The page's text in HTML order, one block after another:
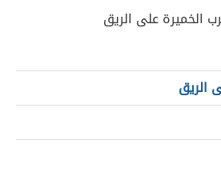
الريق